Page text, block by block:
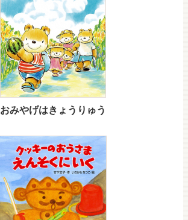
おみやげはきょうりゅう